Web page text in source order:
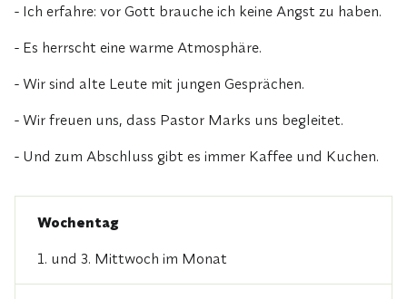
- Ich erfahre: vor Gott brauche ich keine Angst zu haben.
- Es herrscht eine warme Atmosphäre.
- Wir sind alte Leute mit jungen Gesprächen.
- Wir freuen uns, dass Pastor Marks uns begleitet.
- Und zum Abschluss gibt es immer Kaffee und Kuchen.
Wochentag
1. und 3. Mittwoch im Monat